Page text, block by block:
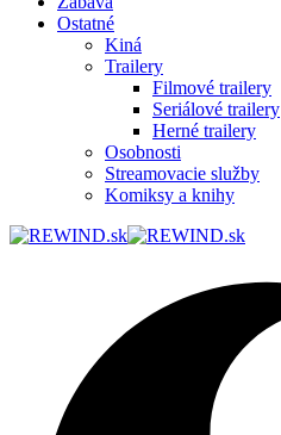
Ostatné
Kiná
Trailery
Filmové trailery
Seriálové trailery
Herné trailery
Osobnosti
Streamovacie služby
Komiksy a knihy